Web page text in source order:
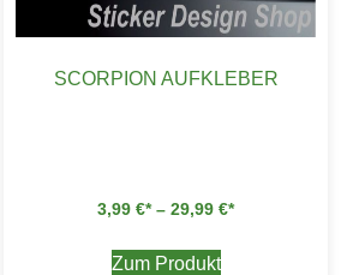
SCORPION AUFKLEBER
3,99 € – 29,99 €
Zum Produkt